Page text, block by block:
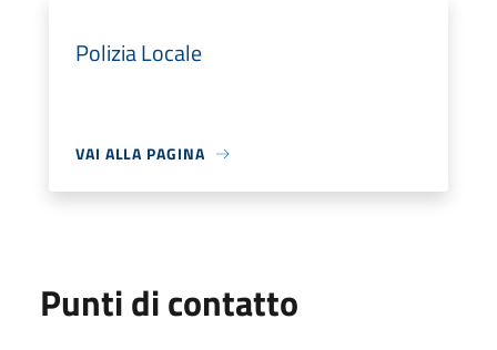
Polizia Locale
VAI ALLA PAGINA
Punti di contatto